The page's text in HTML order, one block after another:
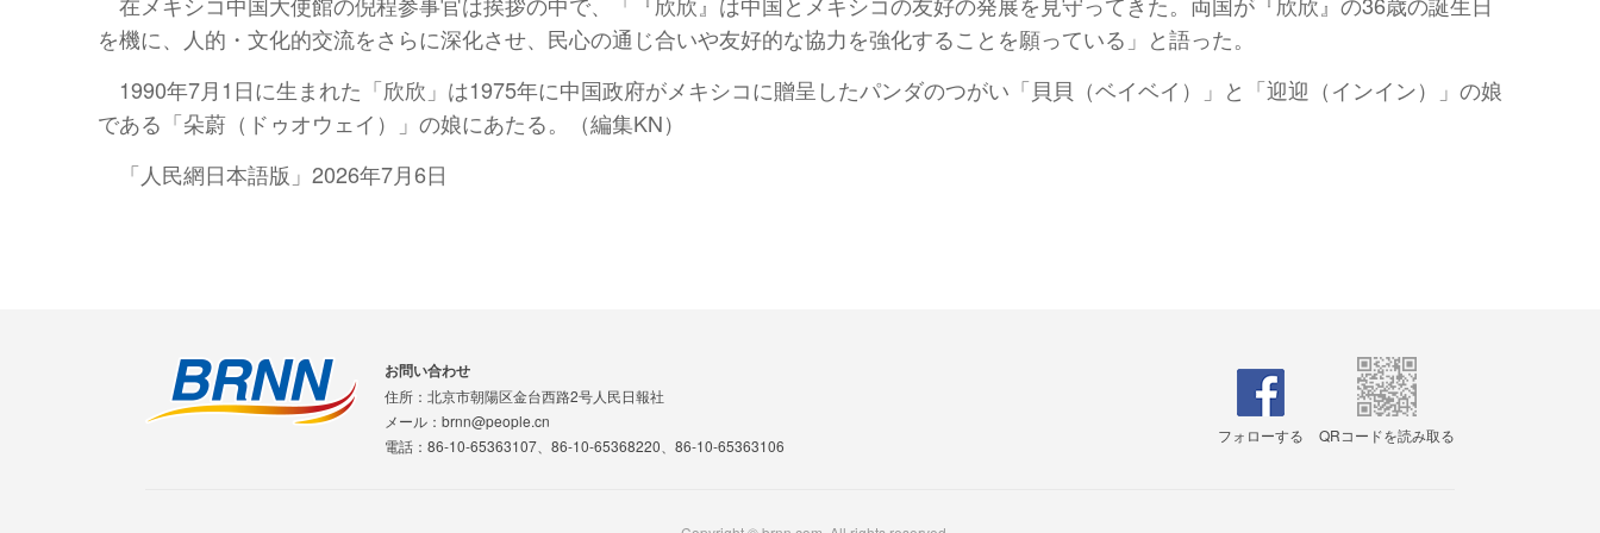
を機に、人的・文化的交流をさらに深化させ、民心の通じ合いや友好的な協力を強化することを願っている」と語った。
1990年7月1日に生まれた「欣欣」は1975年に中国政府がメキシコに贈呈したパンダのつがい「貝貝（ベイベイ）」と「迎迎（インイン）」の娘
である「朵蔚（ドゥオウェイ）」の娘にあたる。（編集KN）
「人民網日本語版」2026年7月6日
お問い合わせ
住所：北京市朝陽区金台西路2号人民日報社
メール：brnn@people.cn
電話：86-10-65363107、86-10-65368220、86-10-65363106
フォローする QRコードを読み取る